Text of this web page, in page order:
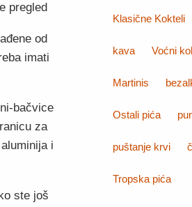
pregled
od
imati
bačvice
za
i
ste još
Klasične Kokteli
kava Voćni
Martinis
Ostali pića
puštanje krvi
Tropska pića